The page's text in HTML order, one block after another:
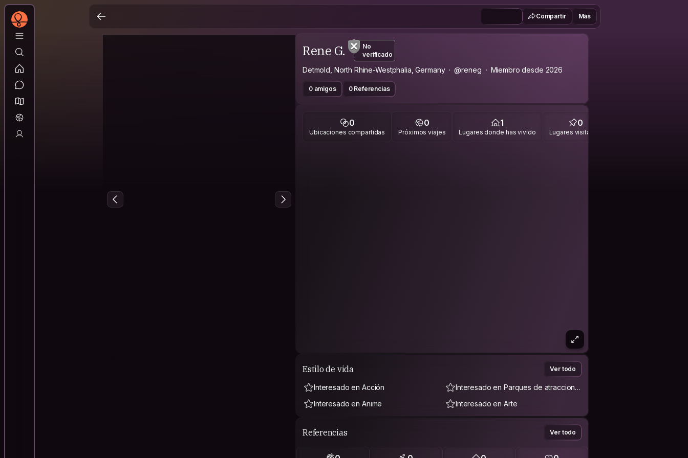
Compartir Más
Rene G.
No
verificado
Detmold, North Rhine-Westphalia, Germany @reneg Miembro desde 2026
0 amigos 0 Referencias
0
Ubicaciones compartidas
0
Próximos viajes
1
Lugares donde has vivido
0
Lugares visitados
Estilo de vida Ver todo
Interesado en Acción
Interesado en Parques de atraccione
Interesado en Anime
Interesado en Arte
Referencias Ver todo